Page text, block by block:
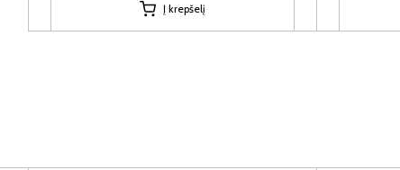
Į krepšelį